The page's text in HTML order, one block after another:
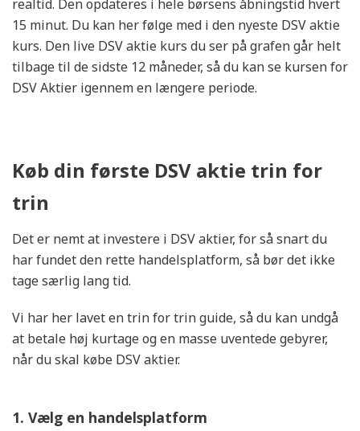
realtid. Den opdateres i hele børsens åbningstid hvert
15 minut. Du kan her følge med i den nyeste DSV aktie
kurs. Den live DSV aktie kurs du ser på grafen går helt
tilbage til de sidste 12 måneder, så du kan se kursen for
DSV Aktier igennem en længere periode.
Køb din første DSV aktie trin for
trin
Det er nemt at investere i DSV aktier, for så snart du
har fundet den rette handelsplatform, så bør det ikke
tage særlig lang tid.
Vi har her lavet en trin for trin guide, så du kan undgå
at betale høj kurtage og en masse uventede gebyrer,
når du skal købe DSV aktier.
1. Vælg en handelsplatform